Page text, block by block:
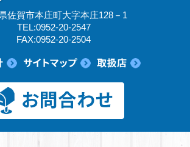
佐賀市本庄町大字本庄128－1
TEL:0952-20-2547
FAX:0952-20-2504